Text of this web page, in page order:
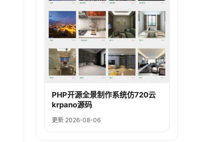
PHP开源全景制作系统仿720云
krpano源码
更新 2026-08-06